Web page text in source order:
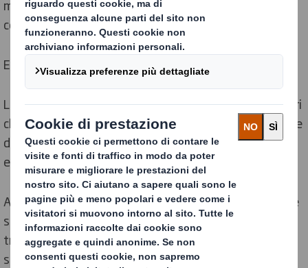
movimentazioni si riducono e di conseguenza anche le
consegne.
E non è finita qui.
La nostra filosofia agile, ad esempio, permette ai nostri
clienti FMGC (produttori di beni di largo consumo), B2B e
del settore industriale di vivere un cambiamento
epocale nella gestione della filiera, al giusto prezzo.
Allo stesso tempo, assicuriamo un packaging affidabile
sotto tutti gli aspetti, instaurando rapporti costruttivi
tra cliente e fornitore, il che è fondamentale per il
successo di una relazione commerciale.